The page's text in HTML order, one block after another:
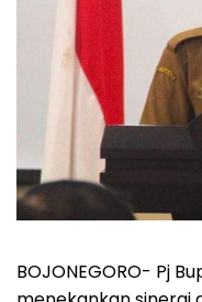
BOJONEGORO- Pj